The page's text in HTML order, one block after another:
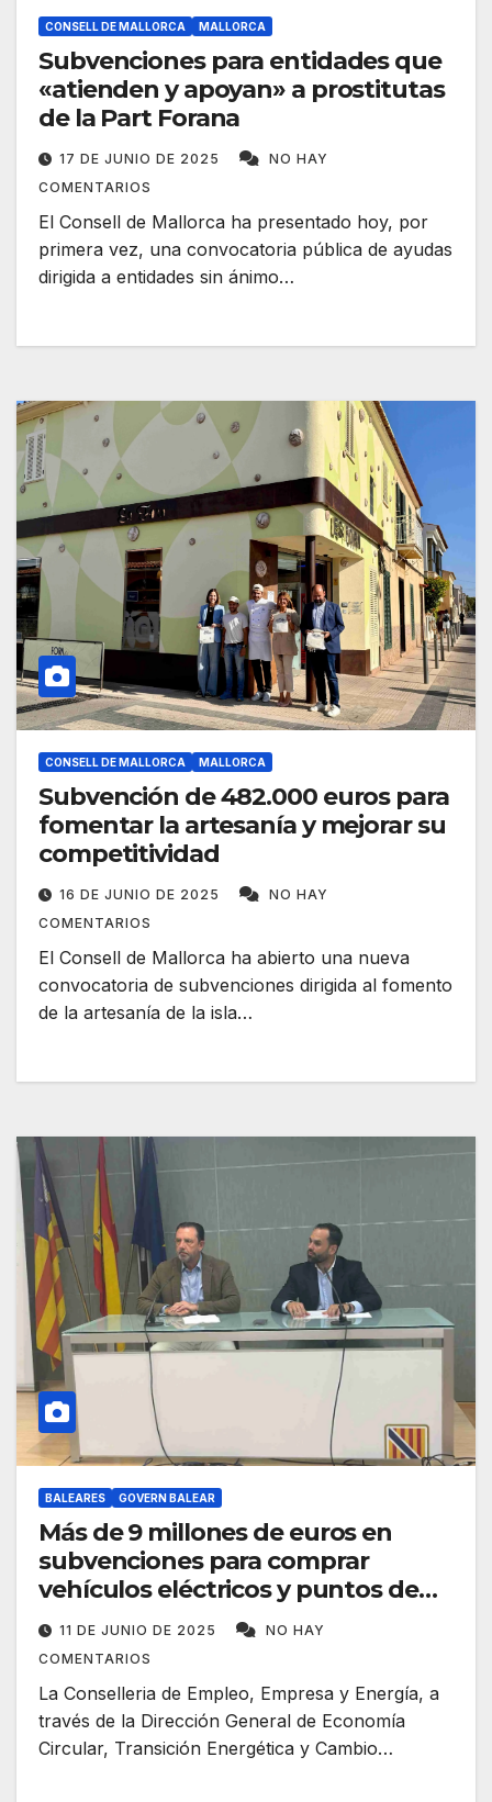
CONSELL DE MALLORCA MALLORCA
Subvenciones para entidades que
«atienden y apoyan» a prostitutas
de la Part Forana
17 DE JUNIO DE 2025
NO HAY
COMENTARIOS
El Consell de Mallorca ha presentado hoy, por
primera vez, una convocatoria pública de ayudas
dirigida a entidades sin ánimo…
CONSELL DE MALLORCA MALLORCA
Subvención de 482.000 euros para
fomentar la artesanía y mejorar su
competitividad
16 DE JUNIO DE 2025
NO HAY
COMENTARIOS
El Consell de Mallorca ha abierto una nueva
convocatoria de subvenciones dirigida al fomento
de la artesanía de la isla…
BALEARES GOVERN BALEAR
Más de 9 millones de euros en
subvenciones para comprar
vehículos eléctricos y puntos de
recarga
11 DE JUNIO DE 2025
NO HAY
COMENTARIOS
La Conselleria de Empleo, Empresa y Energía, a
través de la Dirección General de Economía
Circular, Transición Energética y Cambio…